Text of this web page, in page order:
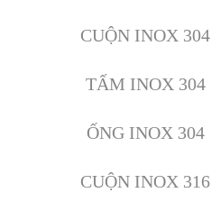
CUỘN INOX 304
TẤM INOX 304
ỐNG INOX 304
CUỘN INOX 316